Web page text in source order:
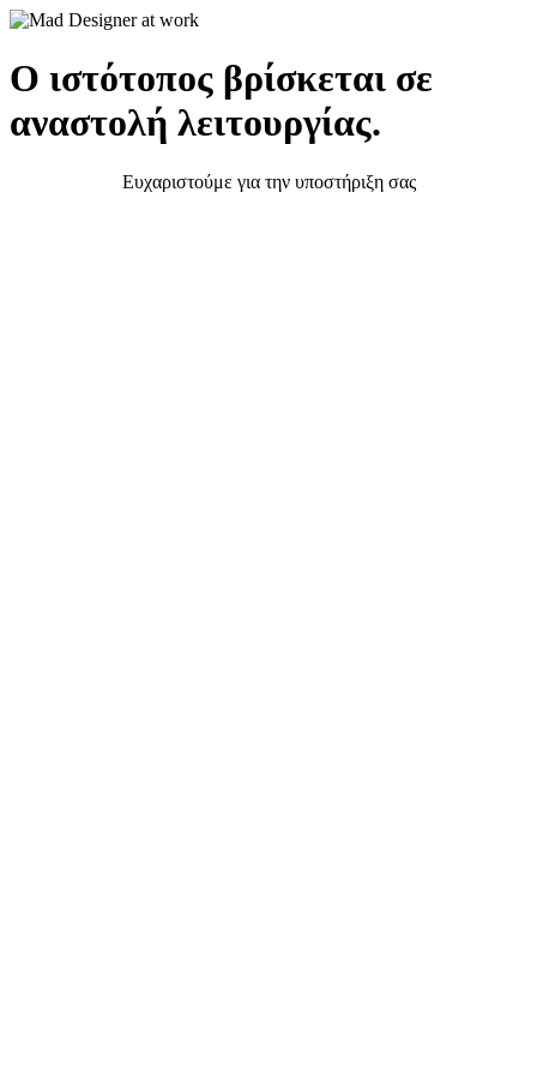
Ο ιστότοπος βρίσκεται σε
αναστολή λειτουργίας.
Ευχαριστούμε για την υποστήριξη σας